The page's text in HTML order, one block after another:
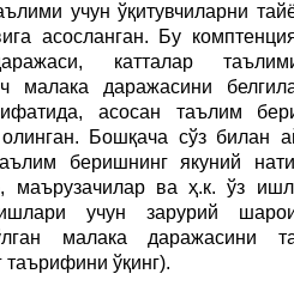
учун ўқитувчиларни
асосланган. Бу
катталар
малака даражасини
асосан таълим
Бошқача сўз билан
беришнинг якуний
маърузачилар ва ҳ.к. ўз
учун зарурий
малака даражасини
таърифини ўқинг).